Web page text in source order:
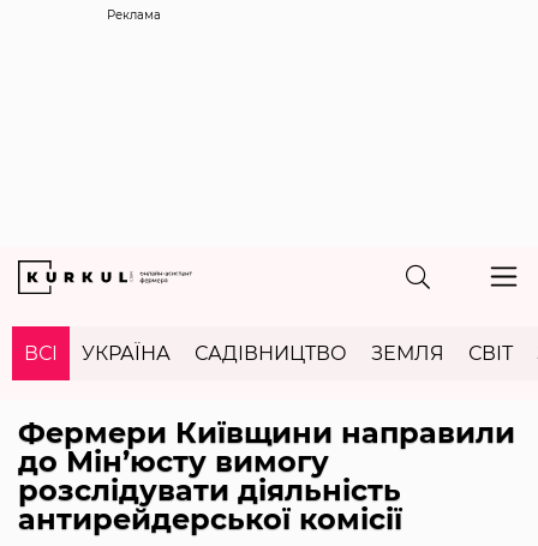
Реклама
ВСІ УКРАЇНА САДІВНИЦТВО ЗЕМЛЯ СВІТ
Фермери Київщини направили
до Мін’юсту вимогу
розслідувати діяльність
антирейдерської комісії